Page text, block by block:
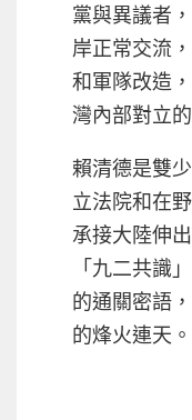
黨與異議者
岸正常交流
和軍隊改造
灣內部對立
賴清德是雙
立法院和在
承接大陸伸
「九二共識
的通關密語
的烽火連天。